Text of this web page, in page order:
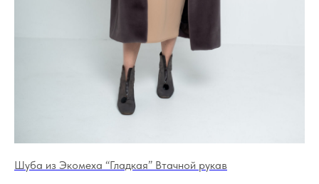
Шуба из Экомеха “Гладкая” Втачной рукав